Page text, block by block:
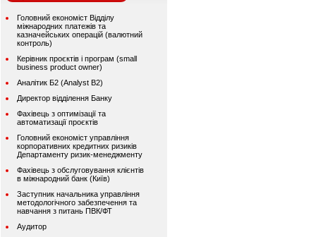
Головний економіст Відділу
міжнародних платежів та
казначейських операцій (валютний
контроль)
Керівник проєктів і програм (small
business product owner)
Аналітик Б2 (Analyst B2)
Директор відділення Банку
Фахівець з оптимізації та
автоматизації проєктів
Головний економіст управління
корпоративних кредитних ризиків
Департаменту ризик-менеджменту
Фахівець з обслуговування клієнтів
в міжнародний банк (Київ)
Заступник начальника управління
методологічного забезпечення та
навчання з питань ПВК/ФТ
Аудитор